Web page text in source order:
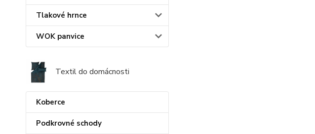
Tlakové hrnce
WOK panvice
Textil do domácnosti
Koberce
Podkrovné schody